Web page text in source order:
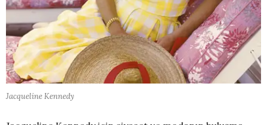
Jacqueline Kennedy